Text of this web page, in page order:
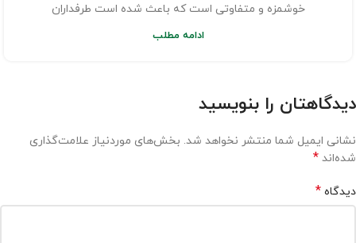
خوشمزه و متفاوتی است که باعث شده است طرفداران
ادامه مطلب
دیدگاهتان را بنویسید
نشانی ایمیل شما منتشر نخواهد شد. بخش‌های موردنیاز علامت‌گذاری
شده‌اند *
دیدگاه *